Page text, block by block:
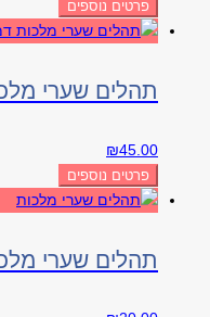
פרטים נוספים
₪45.00
פרטים נוספים